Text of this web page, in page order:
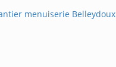
menuiserie Belleydoux